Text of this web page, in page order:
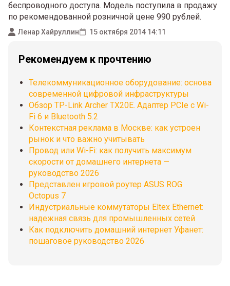
беспроводного доступа. Модель поступила в продажу
по рекомендованной розничной цене 990 рублей.
Ленар Хайруллин 15 октября 2014 14:11
Рекомендуем к прочтению
Телекоммуникационное оборудование: основа
современной цифровой инфраструктуры
Обзор TP-Link Archer TX20E. Адаптер PCIe с Wi-
Fi 6 и Bluetooth 5.2
Контекстная реклама в Москве: как устроен
рынок и что важно учитывать
Провод или Wi-Fi: как получить максимум
скорости от домашнего интернета —
руководство 2026
Представлен игровой роутер ASUS ROG
Octopus 7
Индустриальные коммутаторы Eltex Ethernet:
надежная связь для промышленных сетей
Как подключить домашний интернет Уфанет:
пошаговое руководство 2026